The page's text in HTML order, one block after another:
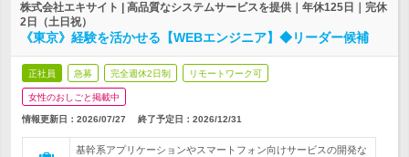
株式会社エキサイト | 高品質なシステムサービスを提供｜年休125日｜完休
2日（土日祝）
《東京》経験を活かせる【WEBエンジニア】◆リーダー候補
正社員 急募 完全週休2日制 リモートワーク可
女性のおしごと掲載中
情報更新日：2026/07/27 終了予定日： 2026/12/31
基幹系アプリケーションやスマートフォン向けサービスの開発な